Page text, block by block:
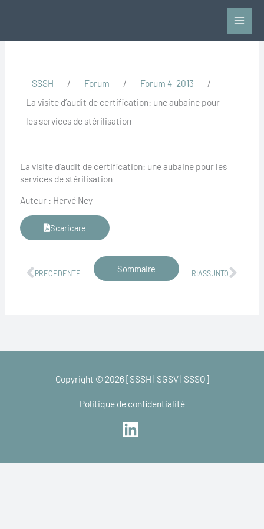
SSSH / Forum / Forum 4-2013
/
La visite d’audit de certification: une aubaine pour
les services de stérilisation
La visite d’audit de certification: une aubaine pour les
services de stérilisation
Auteur : Hervé Ney
Scaricare
Precedente
PRECEDENTE RIASSUNTO
Sommaire
Copyright © 2026 [SSSH | SGSV | SSSO]
Politique de confidentialité